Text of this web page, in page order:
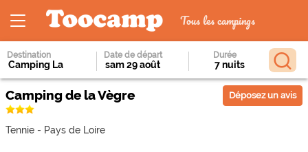
Tous les campings
Destination Date de départ Durée
Camping de la Vègre
Tennie - Pays de Loire
Déposez un avis